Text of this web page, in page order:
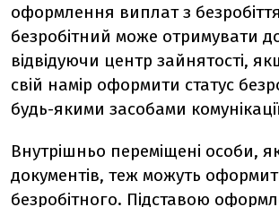
оформлення виплат з
безробітний може отримувати
відвідуючи центр зайнятості,
свій намір оформити статус
будь-якими засобами
Внутрішньо переміщені особи,
документів, теж можуть
безробітного. Підставою